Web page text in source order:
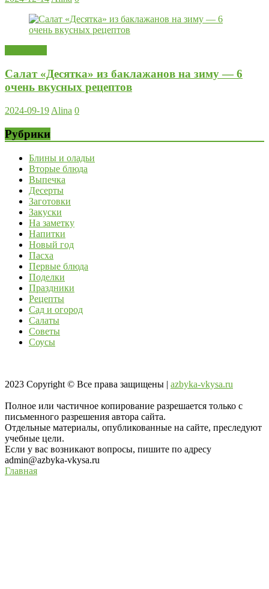
Салат «Десятка» из баклажанов на зиму — 6
очень вкусных рецептов
2024-09-19 Alina 0
Рубрики
Блины и оладьи
Вторые блюда
Выпечка
Десерты
Заготовки
Закуски
На заметку
Напитки
Новый год
Пасха
Первые блюда
Поделки
Праздники
Рецепты
Сад и огород
Салаты
Советы
Соусы
2023 Copyright © Все права защищены | azbyka-vkysa.ru
Полное или частичное копирование разрешается только с
письменного разрешения автора сайта.
Отдельные материалы, опубликованные на сайте, преследуют
учебные цели.
Если у вас возникают вопросы, пишите по адресу
admin@azbyka-vkysa.ru
Главная